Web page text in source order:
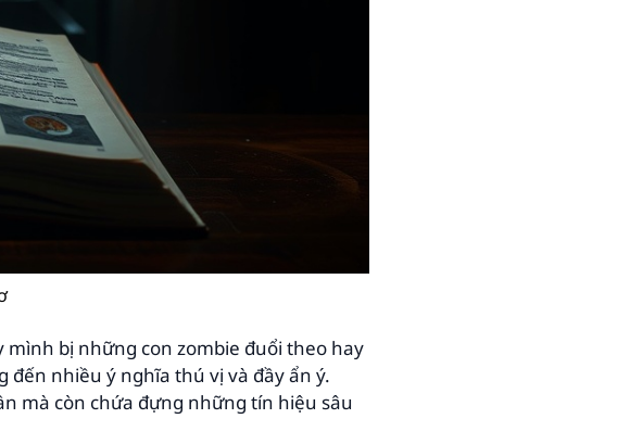
mình bị những con zombie đuổi theo hay
đến nhiều ý nghĩa thú vị và đầy ẩn ý.
mà còn chứa đựng những tín hiệu sâu